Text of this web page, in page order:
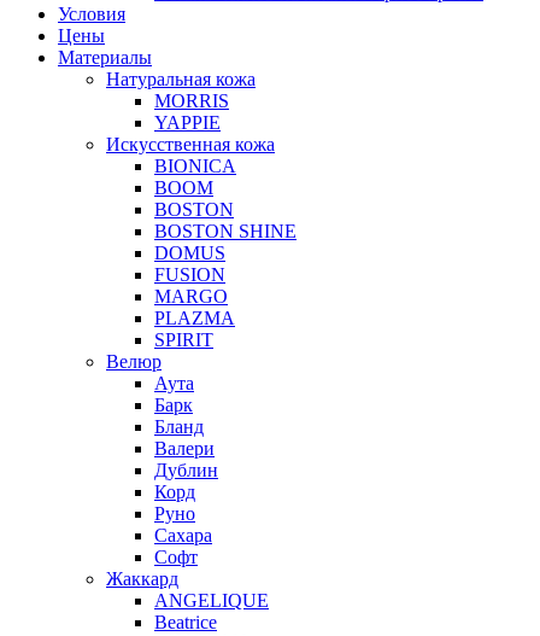
Условия
Цены
Материалы
Натуральная кожа
MORRIS
YAPPIE
Искусственная кожа
BIONICA
BOOM
BOSTON
BOSTON SHINE
DOMUS
FUSION
MARGO
PLAZMA
SPIRIT
Велюр
Аута
Барк
Бланд
Валери
Дублин
Корд
Руно
Сахара
Софт
Жаккард
ANGELIQUE
Beatrice